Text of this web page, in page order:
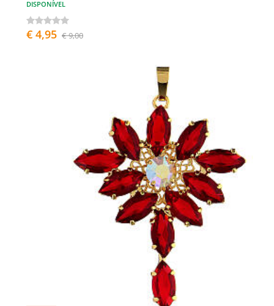
DISPONÍVEL
€ 4,95 € 9,00